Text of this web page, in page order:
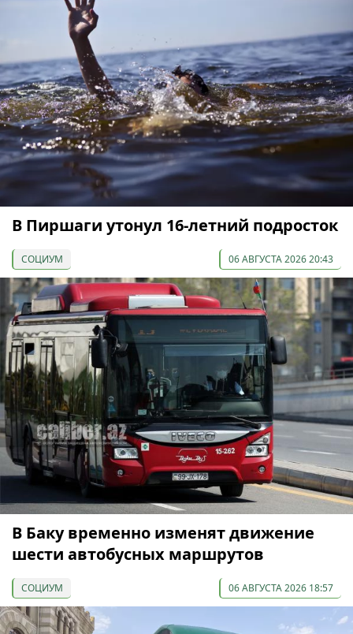
В Пиршаги утонул 16-летний подросток
СОЦИУМ 06 АВГУСТА 2026 20:43
В Баку временно изменят движение
шести автобусных маршрутов
СОЦИУМ 06 АВГУСТА 2026 18:57